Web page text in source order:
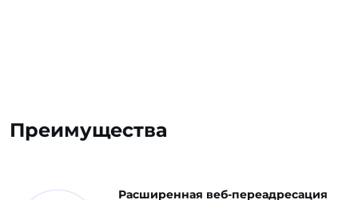
Преимущества
Расширенная веб-переадресация